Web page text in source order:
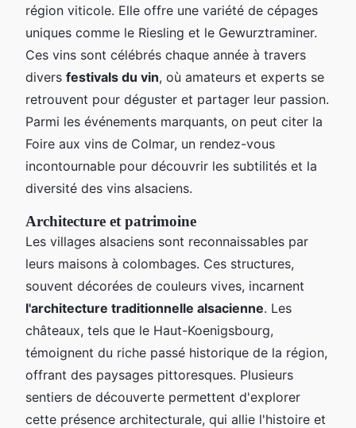
région viticole. Elle offre une variété de cépages
uniques comme le Riesling et le Gewurztraminer.
Ces vins sont célébrés chaque année à travers
divers festivals du vin, où amateurs et experts se
retrouvent pour déguster et partager leur passion.
Parmi les événements marquants, on peut citer la
Foire aux vins de Colmar, un rendez-vous
incontournable pour découvrir les subtilités et la
diversité des vins alsaciens.
Architecture et patrimoine
Les villages alsaciens sont reconnaissables par
leurs maisons à colombages. Ces structures,
souvent décorées de couleurs vives, incarnent
l'architecture traditionnelle alsacienne. Les
châteaux, tels que le Haut-Koenigsbourg,
témoignent du riche passé historique de la région,
offrant des paysages pittoresques. Plusieurs
sentiers de découverte permettent d'explorer
cette présence architecturale, qui allie l'histoire et